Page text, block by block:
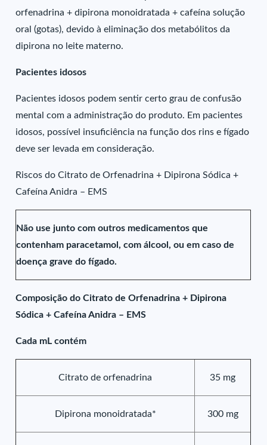
orfenadrina + dipirona monoidratada + cafeína solução
oral (gotas), devido à eliminação dos metabólitos da
dipirona no leite materno.
Pacientes idosos
Pacientes idosos podem sentir certo grau de confusão
mental com a administração do produto. Em pacientes
idosos, possível insuficiência na função dos rins e fígado
deve ser levada em consideração.
Riscos do Citrato de Orfenadrina + Dipirona Sódica +
Cafeína Anidra – EMS
Não use junto com outros medicamentos que
contenham paracetamol, com álcool, ou em caso de
doença grave do fígado.
Composição do Citrato de Orfenadrina + Dipirona
Sódica + Cafeína Anidra – EMS
Cada mL contém
Citrato de orfenadrina 35 mg
Dipirona monoidratada* 300 mg